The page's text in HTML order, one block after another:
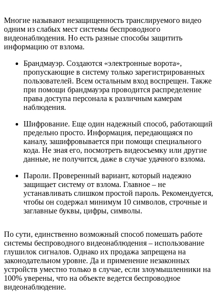
Многие называют незащищенность транслируемого видео
одним из слабых мест системы беспроводного
видеонаблюдения. Но есть разные способы защитить
информацию от взлома.
Брандмауэр. Создаются «электронные ворота»,
пропускающие в систему только зарегистрированных
пользователей. Всем остальным вход воспрещен. Также
при помощи брандмауэра проводится распределение
права доступа персонала к различным камерам
наблюдения.
Шифрование. Еще один надежный способ, работающий
предельно просто. Информация, передающаяся по
каналу, зашифровывается при помощи специального
кода. Не зная его, посмотреть видеосъемку или другие
данные, не получится, даже в случае удачного взлома.
Пароли. Проверенный вариант, который надежно
защищает систему от взлома. Главное – не
устанавливать слишком простой пароль. Рекомендуется,
чтобы он содержал минимум 10 символов, строчные и
заглавные буквы, цифры, символы.
По сути, единственно возможный способ помешать работе
системы беспроводного видеонаблюдения – использование
глушилок сигналов. Однако их продажа запрещена на
законодательном уровне. Да и применение незаконных
устройств уместно только в случае, если злоумышленники на
100% уверены, что на объекте ведется беспроводное
видеонаблюдение.